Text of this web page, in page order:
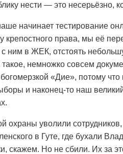
нести — это несерьёзно,
начинает тестирование
крепостного права, мы её
ним в ЖЕК, отстоять
такое, немножко совсем
«Дие», потому
и наконец-то наш
охраны уволили
в Гуте, где бухали
скажем. Но не сбили. Их за